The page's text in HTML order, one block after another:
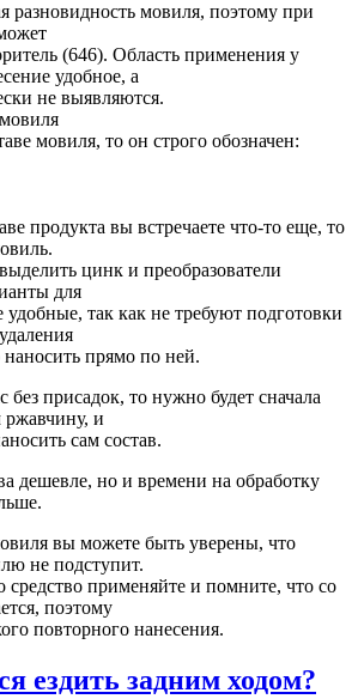
разновидность мовиля, поэтому при
(646). Область применения у
удобное, а
не выявляются.
мовиля, то он строго обозначен:
продукта вы встречаете что-то еще, то
цинк и преобразователи
для
удобные, так как не требуют подготовки
прямо по ней.
присадок, то нужно будет сначала
ржавчину, и
сам состав.
дешевле, но и времени на обработку
вы можете быть уверены, что
не подступит.
средство применяйте и помните, что со
поэтому
повторного нанесения.
ездить задним ходом?